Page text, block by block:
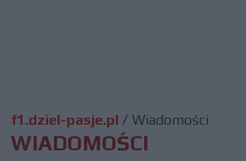
f1.dziel-pasje.pl / Wiadomości
WIADOMOŚCI